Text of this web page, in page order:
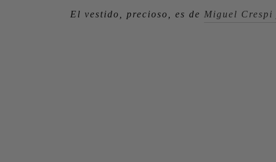
El vestido, precioso, es de Miguel Crespi